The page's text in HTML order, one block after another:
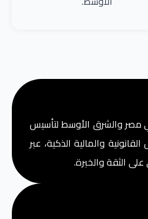
مصر والشرق الأوسط لتأسيس
والمالية الذكية، عبر
الثقة والخبرة.